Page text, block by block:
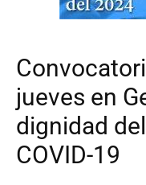
jueves en
dignidad
COVID-19